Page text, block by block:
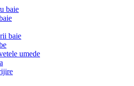
baie
baie
umede